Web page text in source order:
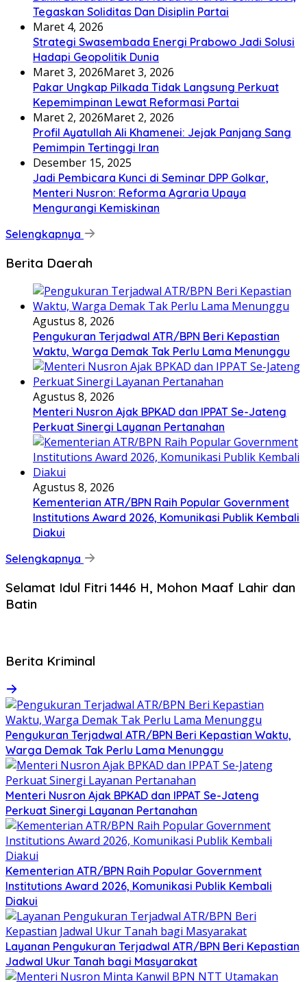
Tegaskan Soliditas Dan Disiplin Partai
Maret 4, 2026
Strategi Swasembada Energi Prabowo Jadi Solusi
Hadapi Geopolitik Dunia
Maret 3, 2026Maret 3, 2026
Pakar Ungkap Pilkada Tidak Langsung Perkuat
Kepemimpinan Lewat Reformasi Partai
Maret 2, 2026Maret 2, 2026
Profil Ayatullah Ali Khamenei: Jejak Panjang Sang
Pemimpin Tertinggi Iran
Desember 15, 2025
Jadi Pembicara Kunci di Seminar DPP Golkar,
Menteri Nusron: Reforma Agraria Upaya
Mengurangi Kemiskinan
Selengkapnya
Berita Daerah
Agustus 8, 2026
Pengukuran Terjadwal ATR/BPN Beri Kepastian
Waktu, Warga Demak Tak Perlu Lama Menunggu
Agustus 8, 2026
Menteri Nusron Ajak BPKAD dan IPPAT Se-Jateng
Perkuat Sinergi Layanan Pertanahan
Agustus 8, 2026
Kementerian ATR/BPN Raih Popular Government
Institutions Award 2026, Komunikasi Publik Kembali
Diakui
Selengkapnya
Selamat Idul Fitri 1446 H, Mohon Maaf Lahir dan
Batin
Berita Kriminal
Pengukuran Terjadwal ATR/BPN Beri Kepastian Waktu,
Warga Demak Tak Perlu Lama Menunggu
Menteri Nusron Ajak BPKAD dan IPPAT Se-Jateng
Perkuat Sinergi Layanan Pertanahan
Kementerian ATR/BPN Raih Popular Government
Institutions Award 2026, Komunikasi Publik Kembali
Diakui
Layanan Pengukuran Terjadwal ATR/BPN Beri Kepastian
Jadwal Ukur Tanah bagi Masyarakat